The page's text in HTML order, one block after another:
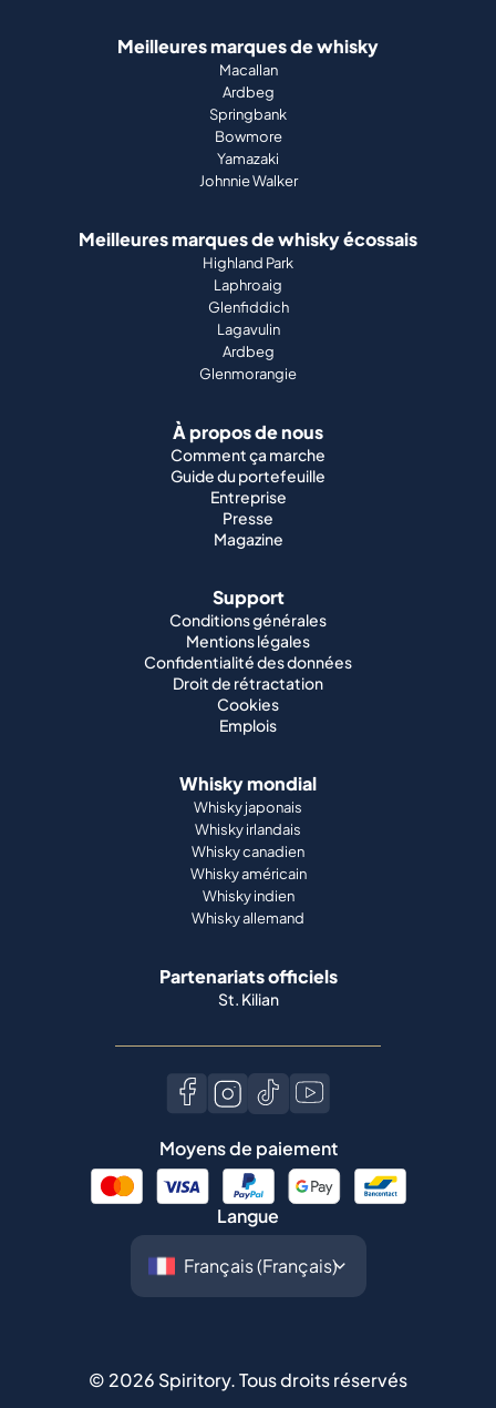
Meilleures marques de whisky
Macallan
Ardbeg
Springbank
Bowmore
Yamazaki
Johnnie Walker
Meilleures marques de whisky écossais
Highland Park
Laphroaig
Glenfiddich
Lagavulin
Ardbeg
Glenmorangie
À propos de nous
Comment ça marche
Guide du portefeuille
Entreprise
Presse
Magazine
Support
Conditions générales
Mentions légales
Confidentialité des données
Droit de rétractation
Cookies
Emplois
Whisky mondial
Whisky japonais
Whisky irlandais
Whisky canadien
Whisky américain
Whisky indien
Whisky allemand
Partenariats officiels
St. Kilian
Moyens de paiement
Langue
© 2026 Spiritory.Tous droits réservés